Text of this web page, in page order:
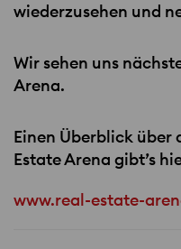
wiederzusehen und
Wir sehen uns
Arena.
Einen Überblick über
Estate Arena gibt’s
www.real-estate-